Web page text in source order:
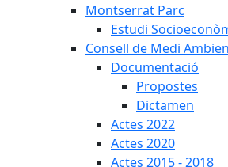
Montserrat Parc
Estudi
Consell de Medi
Documentació
Propostes
Dictamen
Actes 2022
Actes 2020
Actes 2015 - 2018